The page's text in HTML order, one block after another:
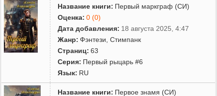
Название книги: Первый маркграф (СИ)
Оценка: 0 (0)
Дата добавления: 18 августа 2025, 4:47
Жанр: Фэнтези ,Стимпанк
Страниц: 63
Серия: Первый рыцарь #6
Язык: RU
Название книги: Первое знамя (СИ)